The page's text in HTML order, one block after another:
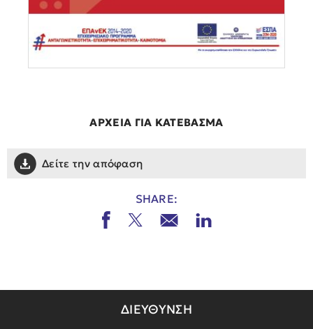
ΑΡΧΕΙΑ ΓΙΑ ΚΑΤΕΒΑΣΜΑ
Δείτε την απόφαση
SHARE:
ΔΙΕΥΘΥΝΣΗ